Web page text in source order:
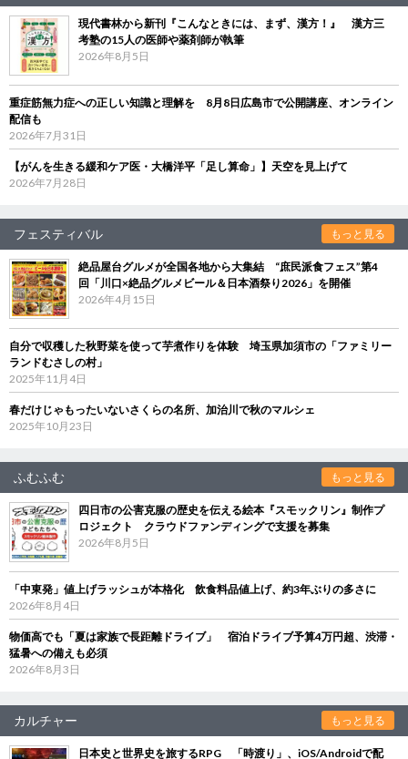
現代書林から新刊『こんなときには、まず、漢方！』 漢方三
考塾の15人の医師や薬剤師が執筆
2026年8月5日
重症筋無力症への正しい知識と理解を 8月8日広島市で公開講座、オンライン
配信も
2026年7月31日
【がんを生きる緩和ケア医・大橋洋平「足し算命」】天空を見上げて
2026年7月28日
フェスティバル もっと見る
絶品屋台グルメが全国各地から大集結 “庶民派食フェス”第4
回「川口×絶品グルメビール＆日本酒祭り2026」を開催
2026年4月15日
自分で収穫した秋野菜を使って芋煮作りを体験 埼玉県加須市の「ファミリー
ランドむさしの村」
2025年11月4日
春だけじゃもったいないさくらの名所、加治川で秋のマルシェ
2025年10月23日
ふむふむ もっと見る
四日市の公害克服の歴史を伝える絵本『スモックリン』制作プ
ロジェクト クラウドファンディングで支援を募集
2026年8月5日
「中東発」値上げラッシュが本格化 飲食料品値上げ、約3年ぶりの多さに
2026年8月4日
物価高でも「夏は家族で長距離ドライブ」 宿泊ドライブ予算4万円超、渋滞・
猛暑への備えも必須
2026年8月3日
カルチャー もっと見る
日本史と世界史を旅するRPG 「時渡り」、iOS/Androidで配